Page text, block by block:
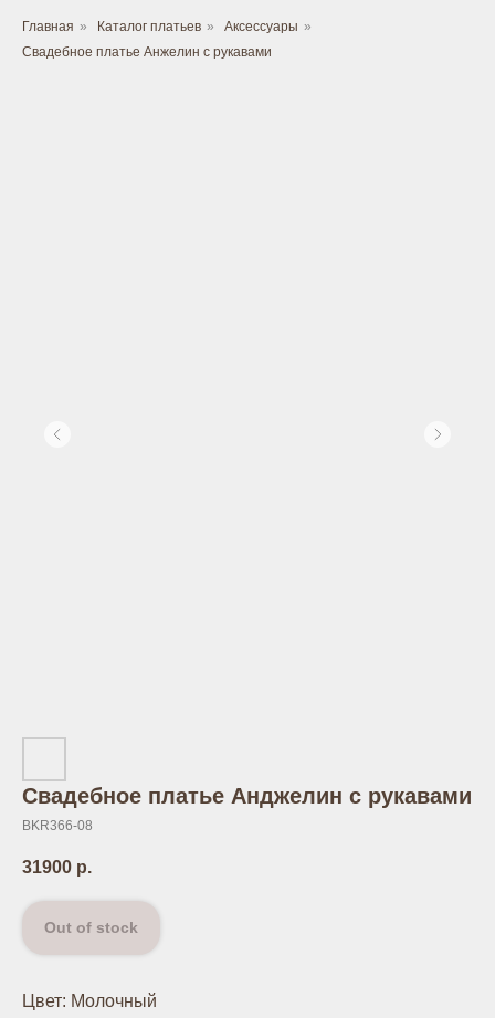
Главная » Каталог платьев » Аксессуары »
Свадебное платье Анжелин с рукавами
Свадебное платье Анджелин с рукавами
BKR366-08
31900 р.
Out of stock
Цвет: Молочный